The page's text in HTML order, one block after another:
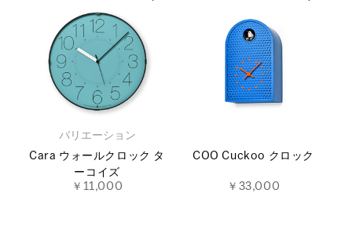
バリエーション
Cara ウォールクロック タ
ーコイズ
￥11,000
COO Cuckoo クロック
￥33,000